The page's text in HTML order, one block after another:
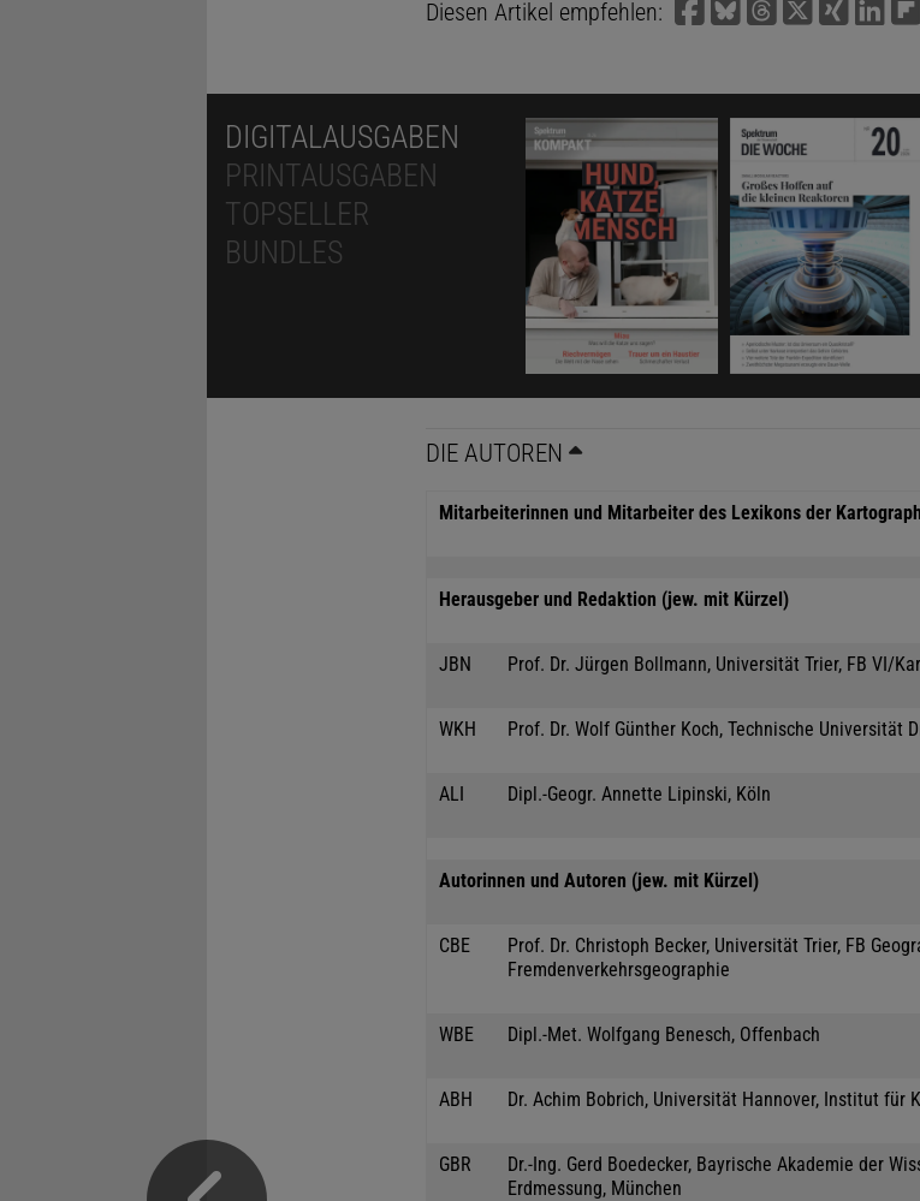
Diesen Artikel empfehlen:
DIGITALAUSGABEN
PRINTAUSGABEN
TOPSELLER
BUNDLES
DIE AUTOREN
Mitarbeiterinnen und Mitarbeiter des Lexikons der
Herausgeber und Redaktion (jew. mit Kürzel)
JBN Prof. Dr. Jürgen Bollmann, Universität Trier, FB VI/
WKH Prof. Dr. Wolf Günther Koch, Technische Universität
ALI Dipl.-Geogr. Annette Lipinski, Köln
Autorinnen und Autoren (jew. mit Kürzel)
CBE
Prof. Dr. Christoph Becker, Universität Trier, FB
Fremdenverkehrsgeographie
WBE Dipl.-Met. Wolfgang Benesch, Offenbach
ABH Dr. Achim Bobrich, Universität Hannover, Institut für
GBR
Dr.-Ing. Gerd Boedecker, Bayrische Akademie der
Erdmessung, München